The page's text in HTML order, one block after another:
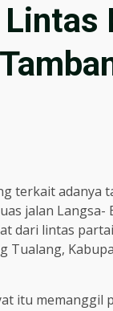
terkait adanya
jalan Langsa-
dari lintas
Tualang,
itu memanggil